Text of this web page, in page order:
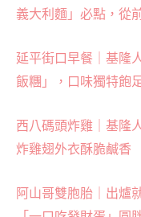
義大利麵」必點，從
延平街口早餐｜基隆
飯糰」，口味獨特飽
西八碼頭炸雞｜基隆
炸雞翅外衣酥脆鹹香
阿山哥雙胞胎｜出爐